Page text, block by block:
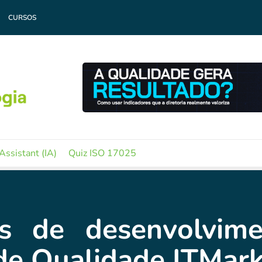
CURSOS
(IA) Quiz ISO 17025
de